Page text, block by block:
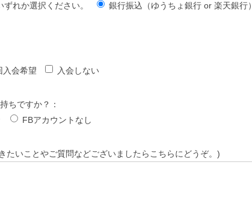
れか選択ください。
銀行振込（ゆうちょ銀行 or 楽天銀行）
入会希望 入会しない
ちですか？：
FBアカウントなし
いことやご質問などございましたらこちらにどうぞ。)